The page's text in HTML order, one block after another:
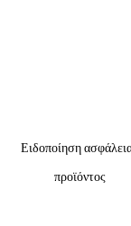
Ειδοποίηση
προϊόντος